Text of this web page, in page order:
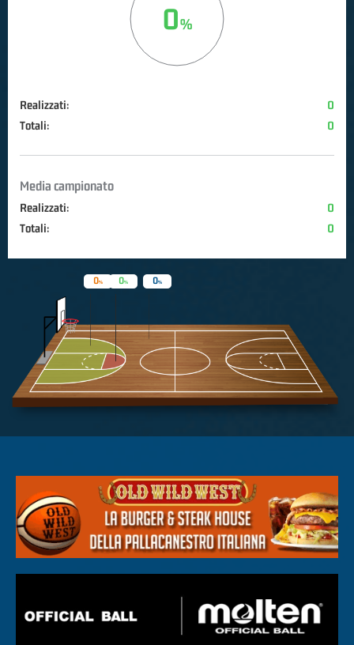
0
Realizzati:
0
Totali:
0
Media campionato
Realizzati:
0
Totali:
0
0
0 0